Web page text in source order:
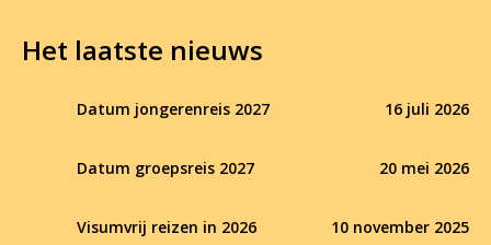
Het laatste nieuws
Datum jongerenreis 2027 16 juli 2026
Datum groepsreis 2027 20 mei 2026
Visumvrij reizen in 2026 10 november 2025